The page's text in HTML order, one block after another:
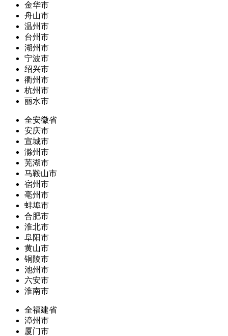
金华市
舟山市
温州市
台州市
湖州市
宁波市
绍兴市
衢州市
杭州市
丽水市
全安徽省
安庆市
宣城市
滁州市
芜湖市
马鞍山市
宿州市
亳州市
蚌埠市
合肥市
淮北市
阜阳市
黄山市
铜陵市
池州市
六安市
淮南市
全福建省
漳州市
厦门市